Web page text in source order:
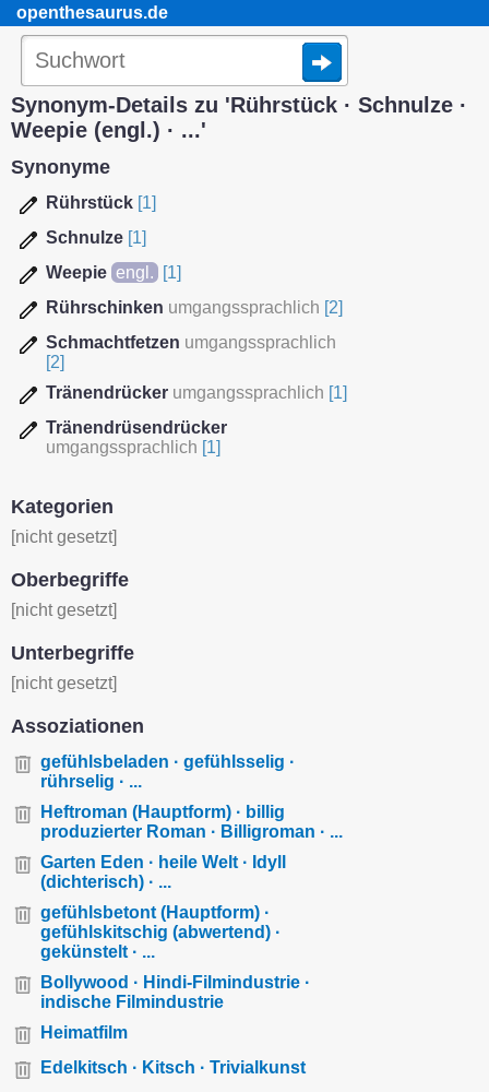
openthesaurus.de
Synonym-Details zu 'Rührstück · Schnulze ·
Weepie (engl.) · ...'
Synonyme
Rührstück [1]
Schnulze [1]
Weepie engl.
[1]
Rührschinken umgangssprachlich [2]
Schmachtfetzen umgangssprachlich
[2]
Tränendrücker umgangssprachlich [1]
Tränendrüsendrücker
umgangssprachlich [1]
Kategorien
[nicht gesetzt]
Oberbegriffe
[nicht gesetzt]
Unterbegriffe
[nicht gesetzt]
Assoziationen
gefühlsbeladen · gefühlsselig ·
rührselig · ...
Heftroman (Hauptform) · billig
produzierter Roman · Billigroman · ...
Garten Eden · heile Welt · Idyll
(dichterisch) · ...
gefühlsbetont (Hauptform) ·
gefühlskitschig (abwertend) ·
gekünstelt · ...
Bollywood · Hindi-Filmindustrie ·
indische Filmindustrie
Heimatfilm
Edelkitsch · Kitsch · Trivialkunst